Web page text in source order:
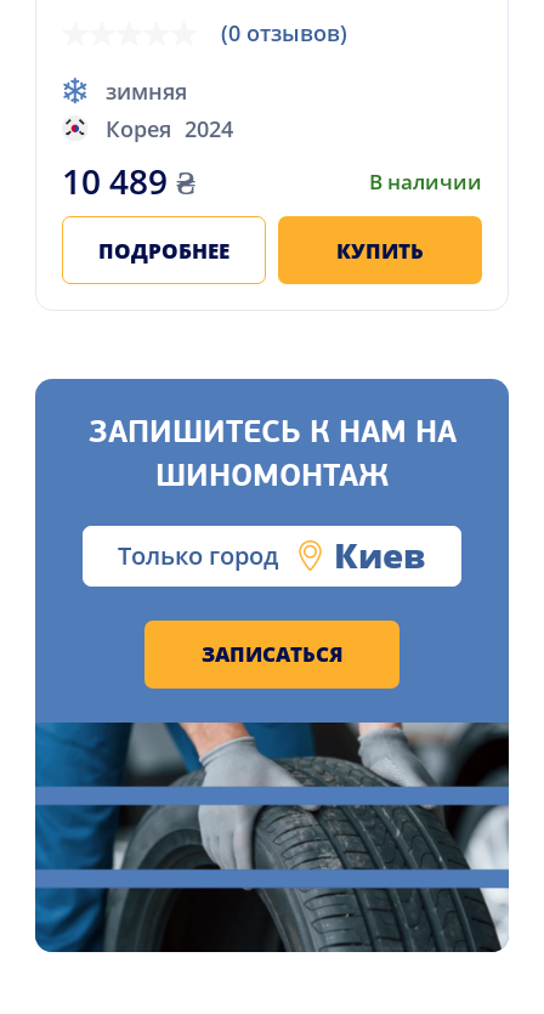
(0 отзывов)
зимняя
Корея 2024
10 489 ₴ В наличии
ПОДРОБНЕЕ КУПИТЬ
ЗАПИШИТЕСЬ К НАМ НА
ШИНОМОНТАЖ
Только город Киев
ЗАПИСАТЬСЯ